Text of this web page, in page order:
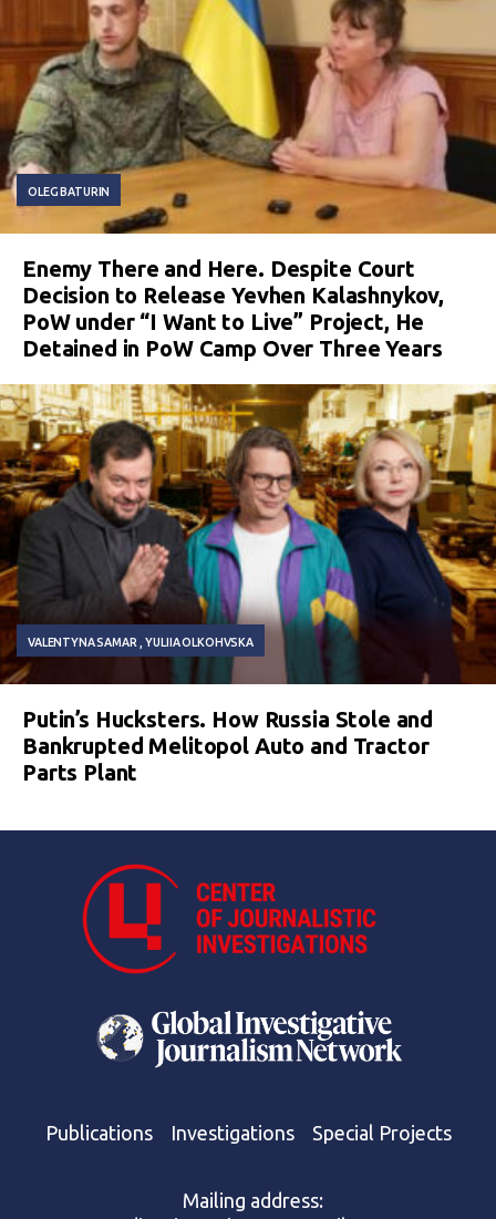
OLEG BATURIN
Enemy There and Here. Despite Court
Decision to Release Yevhen Kalashnykov,
PoW under “I Want to Live” Project, He
Detained in PoW Camp Over Three Years
VALENTYNA SAMAR YULIIA OLKOHVSKA
Putin’s Hucksters. How Russia Stole and
Bankrupted Melitopol Auto and Tractor
Parts Plant
Publications Investigations Special Projects
Mailing address: